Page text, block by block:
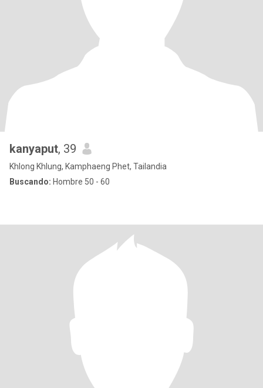
kanyaput, 39
Khlong Khlung, Kamphaeng Phet, Tailandia
Buscando: Hombre 50 - 60